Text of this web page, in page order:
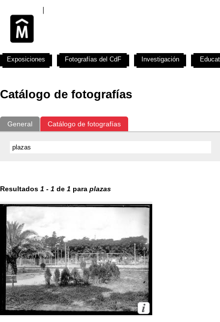
Catálogo de fotografías
General Catálogo de fotografías
Resultados 1 - 1 de 1 para plazas
Exposiciones Fotografías del CdF Investigación